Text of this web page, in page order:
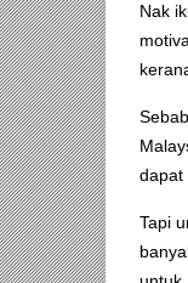
Nak
dapat
Tapi